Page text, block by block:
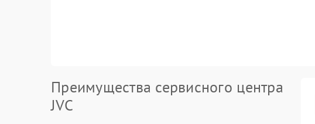
Преимущества сервисного центра
JVC